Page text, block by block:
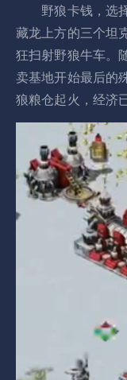
野狼卡钱，选择
藏龙上方的三个坦
狂扫射野狼牛车。
卖基地开始最后的
狼粮仓起火，经济